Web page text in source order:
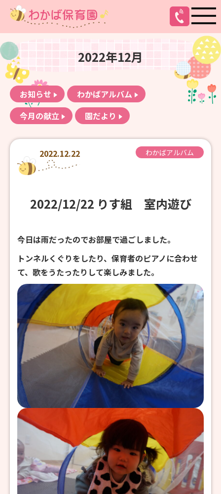
2022年12月
お知らせ
わかばアルバム
今月の献立
園だより
2022.12.22 わかばアルバム
2022/12/22 りす組 室内遊び
今日は雨だったのでお部屋で過ごしました。
トンネルくぐりをしたり、保育者のピアノに合わせ
て、歌をうたったりして楽しみました。